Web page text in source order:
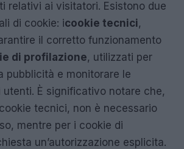
relativi ai visitatori. Esistono due
di cookie: icookie tecnici,
il corretto funzionamento
di profilazione, utilizzati per
pubblicità e monitorare le
utenti. È significativo notare che,
tecnici, non è necessario
mentre per i cookie di
un’autorizzazione esplicita.